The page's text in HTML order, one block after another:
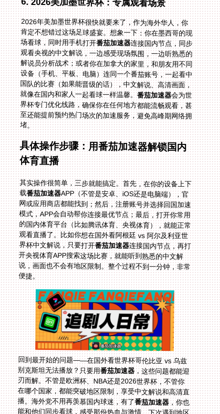
6. 2026美加墨世界杯：专属观看场景
2026年美加墨世界杯很快就要来了，作为海外华人，你
肯定不想错过这场足球盛宴。想象一下：你在墨西哥的现
场看球，同时用手机打开番茄加速器连接国内节点，同步
观看央视的中文解说，一边感受现场氛围，一边听熟悉的
解说员分析战术；或者你在加拿大的家里，和朋友用不同
设备（手机、平板、电脑）连同一个番茄账号，一起看中
国队的比赛（如果能晋级的话），中文解说、高清画面，
就像在国内和家人一起看球一样温馨。番茄加速器会为世
界杯专门优化线路，确保你在任何地方都能流畅观看，甚
至还能提前预约热门场次的加速服务，避免高峰期网络拥
堵。
具体操作步骤：用番茄加速器解锁国内
体育直播
其实操作很简单，三步就能搞定。首先，在你的设备上下
载番茄加速器APP（不管是安卓、iOS还是电脑端），官
网或应用商店都能找到；然后，注册账号并选择回国加速
模式，APP会自动帮你连接最优节点；最后，打开你常用
的国内体育平台（比如腾讯体育、央视体育），就能正常
观看直播了。比如你想在国外看阿根廷 vs 阿尔及利亚世
界杯中文解说，只要打开番茄加速器连接国内节点，再打
开央视体育APP搜索这场比赛，就能听到熟悉的中文解
说，画面也不会有地区限制。整个过程不到一分钟，非常
便捷。
回到最开始的问题——在国外看世界杯哥伦比亚 vs 乌兹
别克斯坦无法播放？只要用番茄加速器，这些问题都能迎
刃而解。不管是欧洲杯、NBA还是2026世界杯，不管你
在哪个国家，都能突破地区限制，享受中文解说和高清直
播。海外党不用再羡慕国内球迷，有了番茄加速器，你也
能和他们同步看球，感受那份热血与激情。下次遇到地区